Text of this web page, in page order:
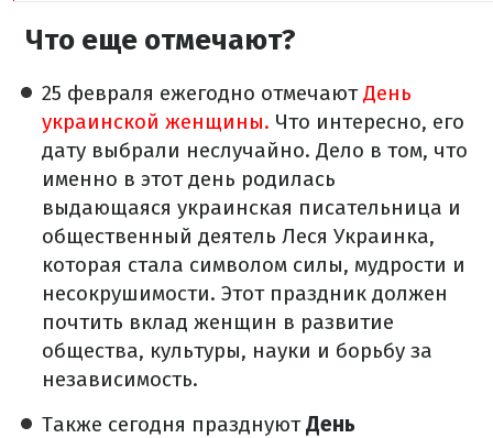
Что еще отмечают?
25 февраля ежегодно отмечаютДень
украинской женщины. Что интересно, его
дату выбрали неслучайно. Дело в том, что
именно в этот день родилась
выдающаяся украинская писательница и
общественный деятель Леся Украинка,
которая стала символом силы, мудрости и
несокрушимости. Этот праздник должен
почтить вклад женщин в развитие
общества, культуры, науки и борьбу за
независимость.
Также сегодня празднуютДень